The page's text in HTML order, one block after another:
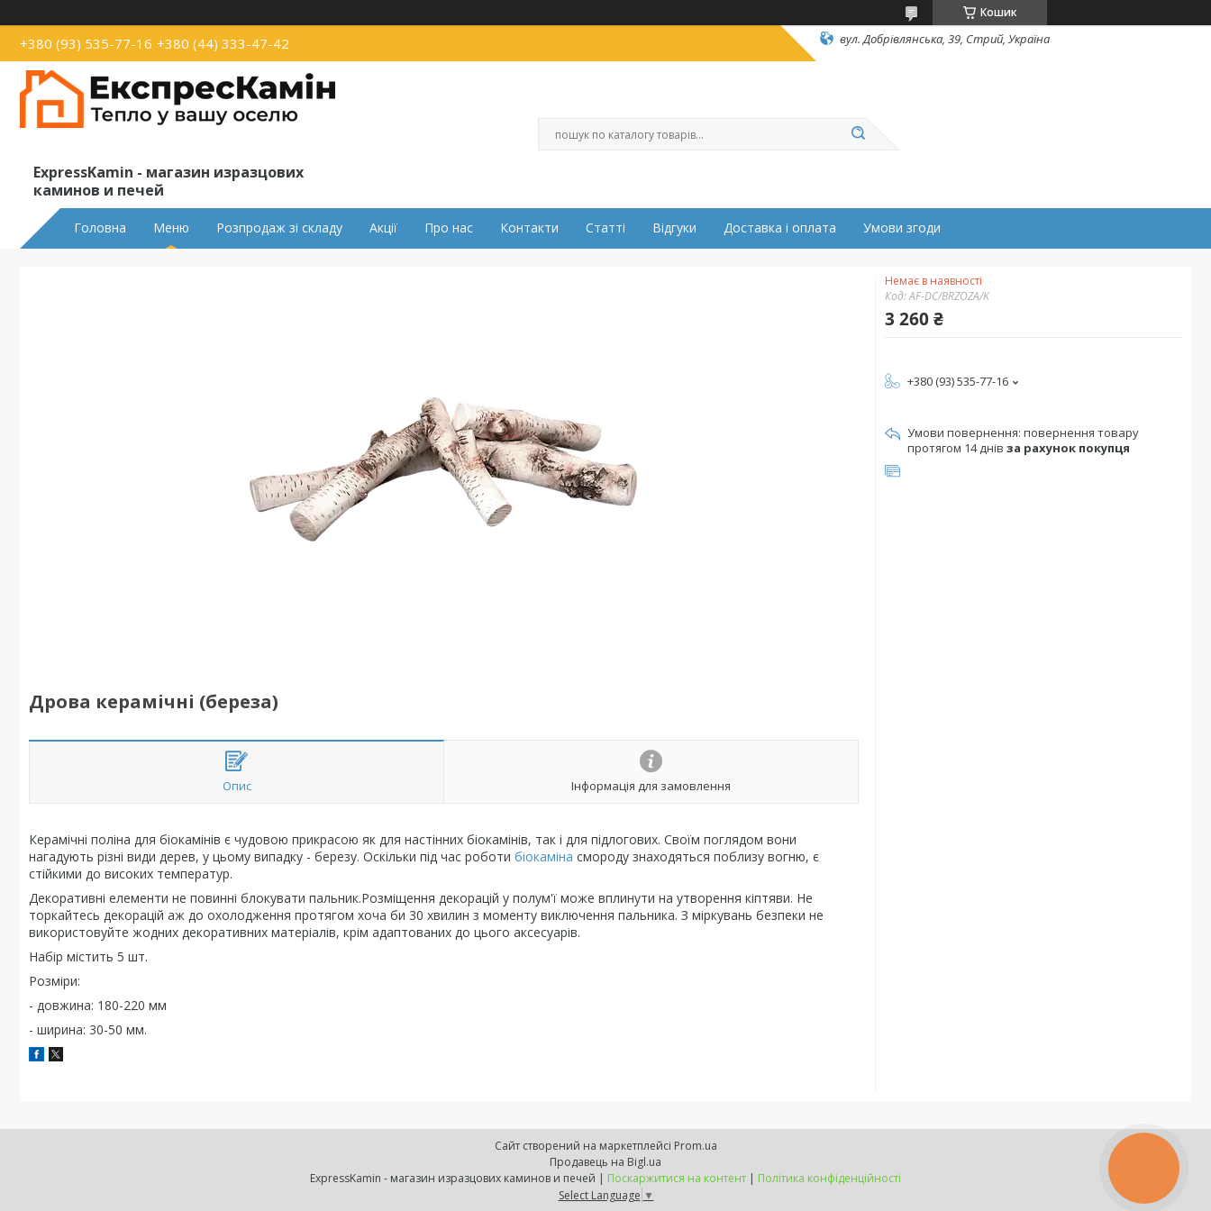
Кошик
+380 (93) 535-77-16 +380 (44) 333-47-42 вул. Добрівлянська, 39, Стрий, Україна
ExpressKamin - магазин изразцових
каминов и печей
Головна Меню Розпродаж зі складу Акції Про нас Контакти Статті Відгуки Доставка і оплата Умови згоди
Дрова керамічні (береза)
Опис Інформація для замовлення
Керамічні поліна для біокамінів є чудовою прикрасою як для настінних біокамінів, так і для підлогових. Своїм поглядом вони
нагадують різні види дерев, у цьому випадку - березу. Оскільки під час роботи біокаміна смороду знаходяться поблизу вогню, є
стійкими до високих температур.
Декоративні елементи не повинні блокувати пальник.Розміщення декорацій у полум'ї може вплинути на утворення кіптяви. Не
торкайтесь декорацій аж до охолодження протягом хоча би 30 хвилин з моменту виключення пальника. З міркувань безпеки не
використовуйте жодних декоративних матеріалів, крім адаптованих до цього аксесуарів.
Набір містить 5 шт.
Розміри:
- довжина: 180-220 мм
- ширина: 30-50 мм.
Немає в наявності
Код:AF-DC/BRZOZA/K
3 260 ₴
+380 (93) 535-77-16
повернення товару
протягом 14 днів за рахунок покупця
Сайт створений на маркетплейсі Prom.ua
Продавець на Bigl.ua
ExpressKamin - магазин изразцових каминов и печей | Поскаржитися на контент | Політика конфіденційності
Select Language ▼